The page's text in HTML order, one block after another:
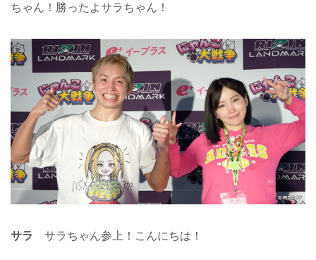
ちゃん！勝ったよサラちゃん！
サラ サラちゃん参上！こんにちは！